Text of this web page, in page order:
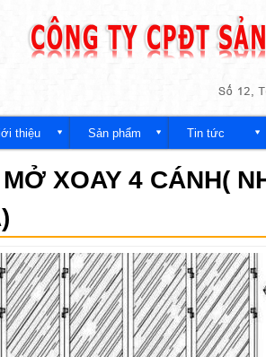
nội
thiệu Sản phẩm Tin tức
XOAY 4 CÁNH(